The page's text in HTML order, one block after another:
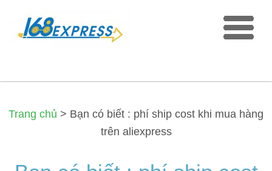
Trang chủ > Bạn có biết : phí ship cost khi mua hàng
trên aliexpress